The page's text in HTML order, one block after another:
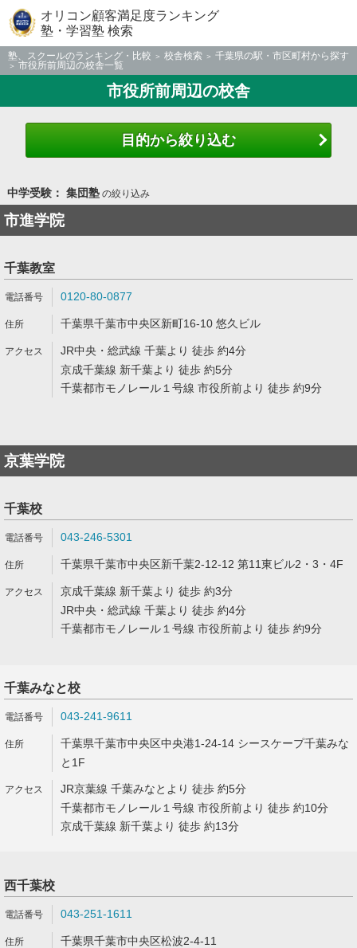
オリコン顧客満足度ランキング
塾・学習塾 検索
塾、スクールのランキング・比較 校舎検索
千葉県の駅・市区町村から探す
市役所前周辺の校舎一覧
市役所前周辺の校舎
目的から絞り込む
中学受験： 集団塾の絞り込み
市進学院
千葉教室
0120-80-0877
千葉県千葉市中央区新町16-10 悠久ビル
JR中央・総武線 千葉より 徒歩 約4分
京成千葉線 新千葉より 徒歩 約5分
千葉都市モノレール１号線 市役所前より 徒歩 約9分
京葉学院
千葉校
043-246-5301
千葉県千葉市中央区新千葉2-12-12 第11東ビル2・3・4F
京成千葉線 新千葉より 徒歩 約3分
JR中央・総武線 千葉より 徒歩 約4分
千葉都市モノレール１号線 市役所前より 徒歩 約9分
千葉みなと校
043-241-9611
千葉県千葉市中央区中央港1-24-14 シースケープ千葉みな
と1F
JR京葉線 千葉みなとより 徒歩 約5分
千葉都市モノレール１号線 市役所前より 徒歩 約10分
京成千葉線 新千葉より 徒歩 約13分
西千葉校
043-251-1611
千葉県千葉市中央区松波2-4-11